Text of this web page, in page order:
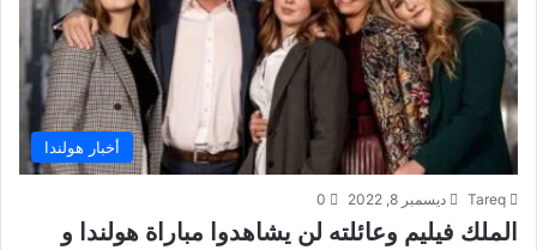
أخبار هولندا
Tareq ديسمبر 8, 2022 0
الملك فيليم وعائلته لن يشاهدوا مباراة هولندا و